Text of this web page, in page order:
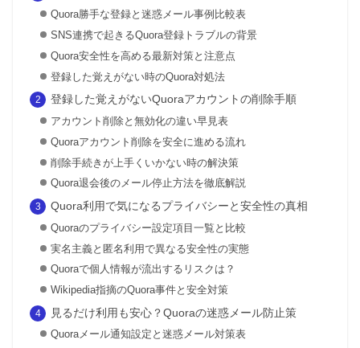
Quora勝手な登録と迷惑メール事例比較表
SNS連携で起きるQuora登録トラブルの背景
Quora安全性を高める最新対策と注意点
登録した覚えがない時のQuora対処法
登録した覚えがないQuoraアカウントの削除手順
アカウント削除と無効化の違い早見表
Quoraアカウント削除を安全に進める流れ
削除手続きが上手くいかない時の解決策
Quora退会後のメール停止方法を徹底解説
Quora利用で気になるプライバシーと安全性の真相
Quoraのプライバシー設定項目一覧と比較
実名主義と匿名利用で異なる安全性の実態
Quoraで個人情報が流出するリスクは？
Wikipedia指摘のQuora事件と安全対策
見るだけ利用も安心？Quoraの迷惑メール防止策
Quoraメール通知設定と迷惑メール対策表